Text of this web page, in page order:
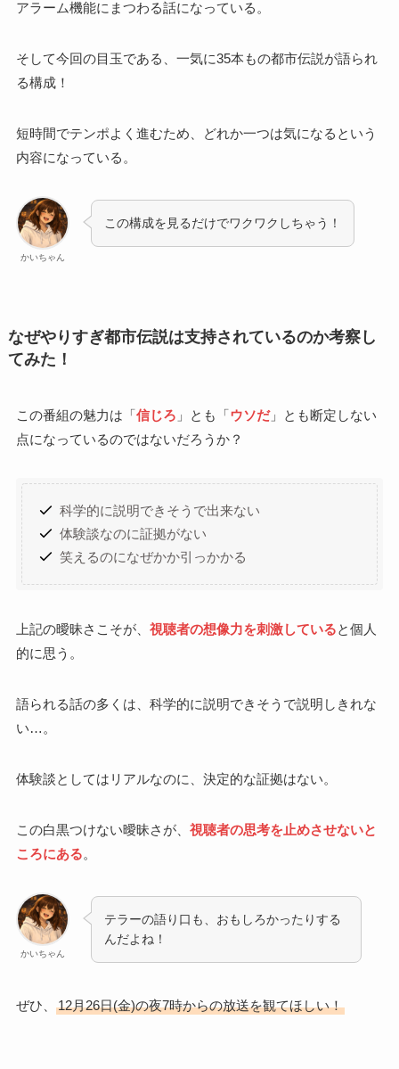
アラーム機能にまつわる話になっている。
そして今回の目玉である、一気に35本もの都市伝説が語られ
る構成！
短時間でテンポよく進むため、どれか一つは気になるという
内容になっている。
かいちゃん
この構成を見るだけでワクワクしちゃう！
なぜやりすぎ都市伝説は支持されているのか考察し
てみた！
この番組の魅力は「信じろ 」とも「ウソだ」とも断定しない
点になっているのではないだろうか？
科学的に説明できそうで出来ない
体験談なのに証拠がない
笑えるのになぜかか引っかかる
上記の曖昧さこそが、 視聴者の想像力を刺激していると個人
的に思う。
語られる話の多くは、科学的に説明できそうで説明しきれな
い…。
体験談としてはリアルなのに、決定的な証拠はない。
この白黒つけない曖昧さが、 視聴者の思考を止めさせないと
ころにある。
かいちゃん
テラーの語り口も、おもしろかったりする
んだよね！
ぜひ、 12月26日(金)の夜7時からの放送を観てほしい！